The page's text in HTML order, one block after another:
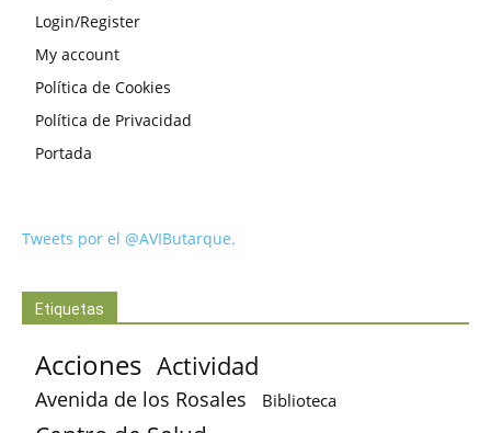
Login/Register
My account
Política de Cookies
Política de Privacidad
Portada
Tweets por el @AVIButarque.
Etiquetas
Acciones Actividad
Avenida de los Rosales Biblioteca